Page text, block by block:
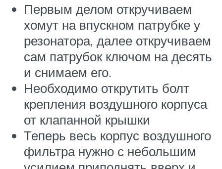
Первым делом откручиваем
хомут на впускном патрубке у
резонатора, далее откручиваем
сам патрубок ключом на десять
и снимаем его.
Необходимо открутить болт
крепления воздушного корпуса
от клапанной крышки
Теперь весь корпус воздушного
фильтра нужно с небольшим